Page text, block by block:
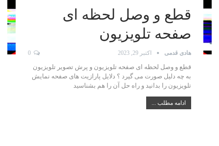
قطع و وصل لحظه ای
صفحه تلویزیون
هادی قدمی اکتبر 29, 2023 0
قطع و وصل لحظه ای صفحه تلویزیون و پرش تصویر تلویزیون
به چه دلیل صورت می گیرد ؟ دلایل پارازیت های صفحه نمایش
تلویزیون را بدانید و راه حل آن را هم بشناسید
ادامه مطلب ...